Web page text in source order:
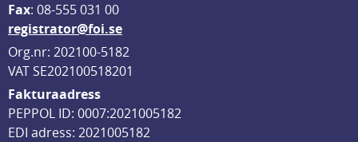
Fax: 08-555 031 00
registrator@foi.se
Org.nr: 202100-5182
VAT SE202100518201
Fakturaadress
PEPPOL ID: 0007:2021005182
EDI adress: 2021005182